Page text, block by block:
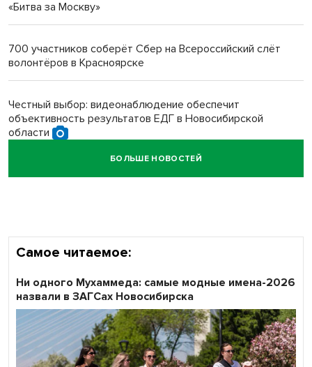
«Битва за Москву»
700 участников соберёт Сбер на Всероссийский слёт
волонтёров в Красноярске
Честный выбор: видеонаблюдение обеспечит
объективность результатов ЕДГ в Новосибирской
области
Кибертанки пошли в бой: «Ростелеком» объявляет
БОЛЬШЕ НОВОСТЕЙ
Самое читаемое:
Ни одного Мухаммеда: самые модные имена-2026
назвали в ЗАГСах Новосибирска